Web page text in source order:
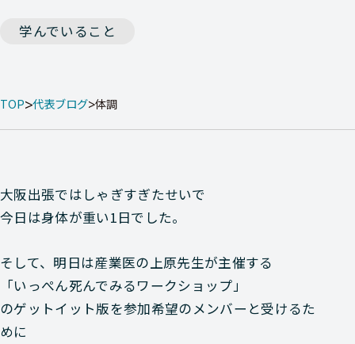
学んでいること
TOP 代表ブログ 体調
大阪出張ではしゃぎすぎたせいで
今日は身体が重い1日でした。
そして、明日は産業医の上原先生が主催する
「いっぺん死んでみるワークショップ」
のゲットイット版を参加希望のメンバーと受けるた
めに